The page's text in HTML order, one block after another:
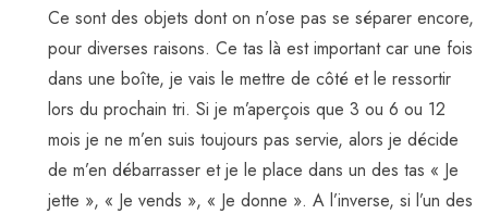
Ce sont des objets dont on n’ose pas se séparer encore,
pour diverses raisons. Ce tas là est important car une fois
dans une boîte, je vais le mettre de côté et le ressortir
lors du prochain tri. Si je m’aperçois que 3 ou 6 ou 12
mois je ne m’en suis toujours pas servie, alors je décide
de m’en débarrasser et je le place dans un des tas « Je
jette », « Je vends », « Je donne ». A l’inverse, si l’un des